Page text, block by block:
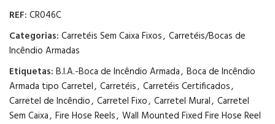
REF: CR046C
Categorias: Carretéis Sem Caixa Fixos, Carretéis/Bocas de
Incêndio Armadas
Etiquetas: B.I.A.-Boca de Incêndio Armada, Boca de Incêndio
Armada tipo Carretel, Carretéis, Carretéis Certificados,
Carretel de Incêndio, Carretel Fixo, Carretel Mural, Carretel
Sem Caixa, Fire Hose Reels, Wall Mounted Fixed Fire Hose Reel